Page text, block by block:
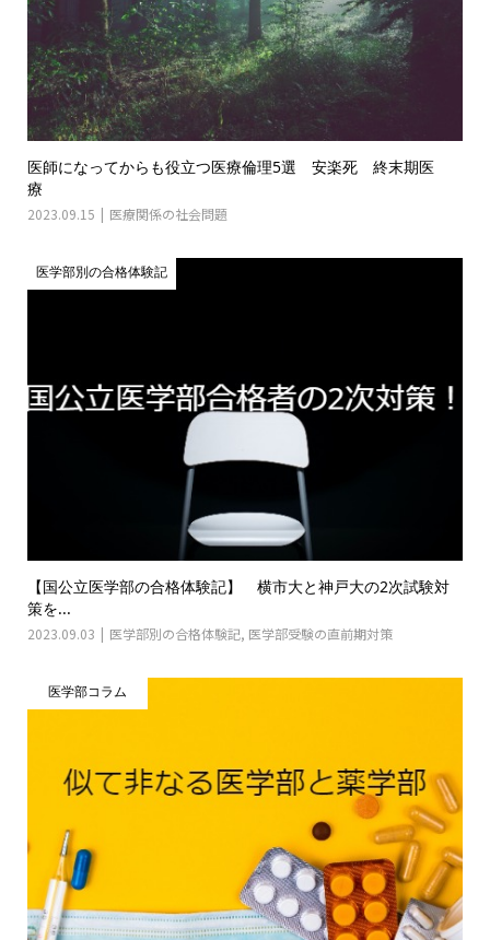
医師になってからも役立つ医療倫理5選 安楽死 終末期医
療
2023.09.15 医療関係の社会問題
医学部別の合格体験記
【国公立医学部の合格体験記】 横市大と神戸大の2次試験対
策を...
2023.09.03 医学部別の合格体験記, 医学部受験の直前期対策
医学部コラム